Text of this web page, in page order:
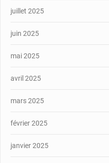
juillet 2025
juin 2025
mai 2025
avril 2025
mars 2025
février 2025
janvier 2025